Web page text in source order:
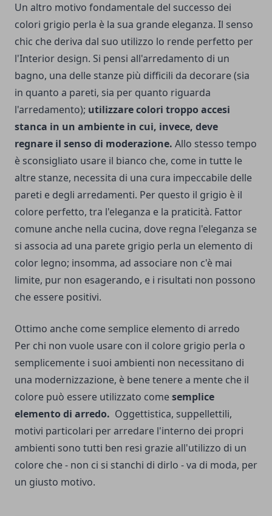
Un altro motivo fondamentale del successo dei
colori grigio perla è la sua grande eleganza. Il senso
chic che deriva dal suo utilizzo lo rende perfetto per
l'Interior design. Si pensi all'arredamento di un
bagno, una delle stanze più difficili da decorare (sia
in quanto a pareti, sia per quanto riguarda
l'arredamento); utilizzare colori troppo accesi
stanca in un ambiente in cui, invece, deve
regnare il senso di moderazione. Allo stesso tempo
è sconsigliato usare il bianco che, come in tutte le
altre stanze, necessita di una cura impeccabile delle
pareti e degli arredamenti. Per questo il grigio è il
colore perfetto, tra l'eleganza e la praticità. Fattor
comune anche nella cucina, dove regna l'eleganza se
si associa ad una parete grigio perla un elemento di
color legno; insomma, ad associare non c'è mai
limite, pur non esagerando, e i risultati non possono
che essere positivi.
Ottimo anche come semplice elemento di arredo
Per chi non vuole usare con il colore grigio perla o
semplicemente i suoi ambienti non necessitano di
una modernizzazione, è bene tenere a mente che il
colore può essere utilizzato comesemplice
elemento di arredo. Oggettistica, suppellettili,
motivi particolari per arredare l'interno dei propri
ambienti sono tutti ben resi grazie all'utilizzo di un
colore che - non ci si stanchi di dirlo - va di moda, per
un giusto motivo.